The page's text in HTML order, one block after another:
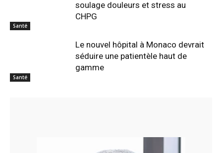
Santé
soulage douleurs et stress au
CHPG
Santé
Le nouvel hôpital à Monaco devrait
séduire une patientèle haut de
gamme